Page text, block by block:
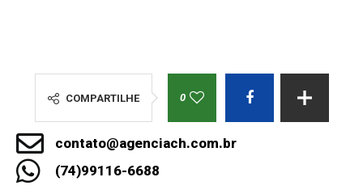
COMPARTILHE 0
contato@agenciach.com.br
(74)99116-6688